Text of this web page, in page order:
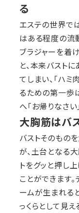
る
エステの世界で
はある程度の流
ブラジャーを着
と、本来バスト
てしまい、「ハミ
るための第一歩
へ「お帰りなさい
大胸筋はバ
バストそのもの
が、土台となる
トをグッと押し
ことができます
ームが生まれる
っくらとして見え